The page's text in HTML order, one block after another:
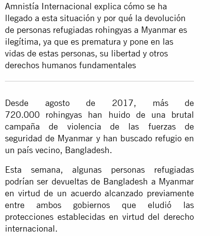
Amnistía Internacional explica cómo se ha
llegado a esta situación y por qué la devolución
de personas refugiadas rohingyas a Myanmar es
ilegítima, ya que es prematura y pone en las
vidas de estas personas, su libertad y otros
derechos humanos fundamentales
Desde agosto de 2017, más de
720.000 rohingyas han huido de una brutal
campaña de violencia de las fuerzas de
seguridad de Myanmar y han buscado refugio en
un país vecino, Bangladesh.
Esta semana, algunas personas refugiadas
podrían ser devueltas de Bangladesh a Myanmar
en virtud de un acuerdo alcanzado previamente
entre ambos gobiernos que eludió las
protecciones establecidas en virtud del derecho
internacional.